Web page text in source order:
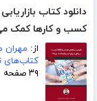
دانلود کتاب
کسب و‌ کارها کمک
از: مهران
کتاب‌های
۳۹ صفحه